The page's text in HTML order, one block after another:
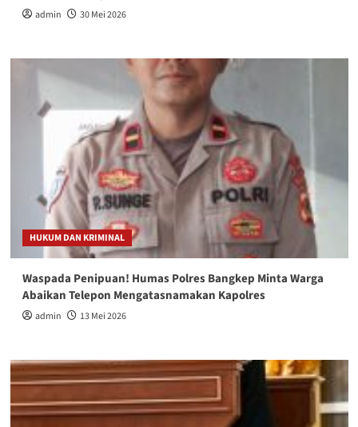
admin 30 Mei 2026
HUKUM DAN KRIMINAL
Waspada Penipuan! Humas Polres Bangkep Minta Warga
Abaikan Telepon Mengatasnamakan Kapolres
admin 13 Mei 2026